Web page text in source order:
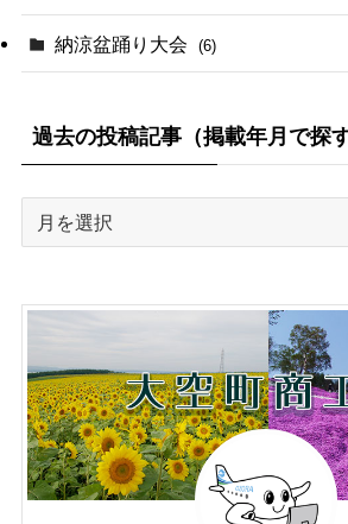
納涼盆踊り大会 (6)
過去の投稿記事（掲載年月で探す
投
事
（掲
載
年
月